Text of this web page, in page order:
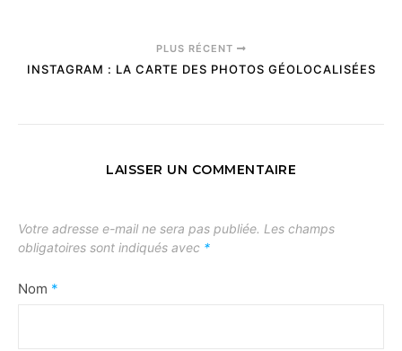
PLUS RÉCENT
INSTAGRAM : LA CARTE DES PHOTOS GÉOLOCALISÉES
LAISSER UN COMMENTAIRE
Votre adresse e-mail ne sera pas publiée. Les champs
obligatoires sont indiqués avec *
Nom *